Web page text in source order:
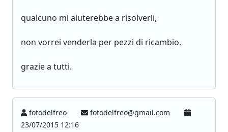
qualcuno mi aiuterebbe a risolverli,
non vorrei venderla per pezzi di ricambio.
grazie a tutti.
fotodelfreo
fotodelfreo@gmail.com
23/07/2015 12:16